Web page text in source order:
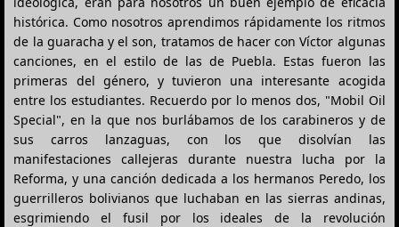
histórica. Como nosotros aprendimos rápidamente los ritmos
de la guaracha y el son, tratamos de hacer con Víctor algunas
canciones, en el estilo de las de Puebla. Estas fueron las
primeras del género, y tuvieron una interesante acogida
entre los estudiantes. Recuerdo por lo menos dos, "Mobil Oil
Special", en la que nos burlábamos de los carabineros y de
sus carros lanzaguas, con los que disolvían las
manifestaciones callejeras durante nuestra lucha por la
Reforma, y una canción dedicada a los hermanos Peredo, los
guerrilleros bolivianos que luchaban en las sierras andinas,
esgrimiendo el fusil por los ideales de la revolución